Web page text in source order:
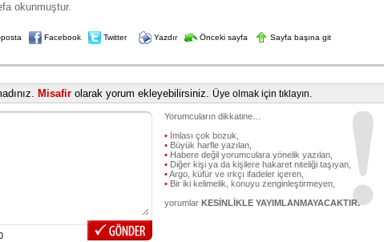
okunmuştur.
Facebook Twitter Yazdır Önceki sayfa Sayfa başına git
Misafir olarak yorum ekleyebilirsiniz. Üye olmak için tıklayın.
Yorumcuların dikkatine…
• İmlası çok bozuk,
• Büyük harfle yazılan,
• Habere değil yorumculara yönelik yazılan,
• Diğer kişi ya da kişilere hakaret niteliği taşıyan,
•Argo, küfür ve ırkçı ifadeler içeren,
• Bir iki kelimelik, konuyu zenginleştirmeyen,
yorumlar KESİNLİKLE YAYIMLANMAYACAKTIR.